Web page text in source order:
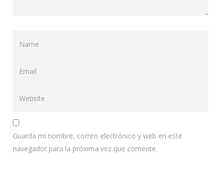
Guarda mi nombre, correo electrónico y web en este
navegador para la próxima vez que comente.